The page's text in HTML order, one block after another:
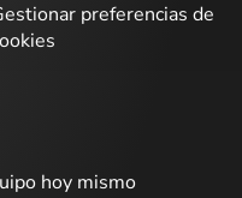
preferencias de
hoy mismo